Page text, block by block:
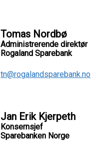
Tomas Nordbø
Administrerende direktør
Rogaland Sparebank
tn@rogalandsparebank.no
Jan Erik Kjerpeth
Konsernsjef
Sparebanken Norge